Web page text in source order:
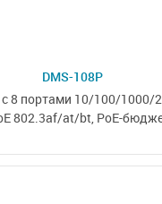
DMS-108P
8 портами 10/100/1000/
802.3af/at/bt, PoE-